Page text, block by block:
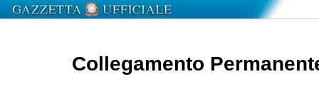
Collegamento